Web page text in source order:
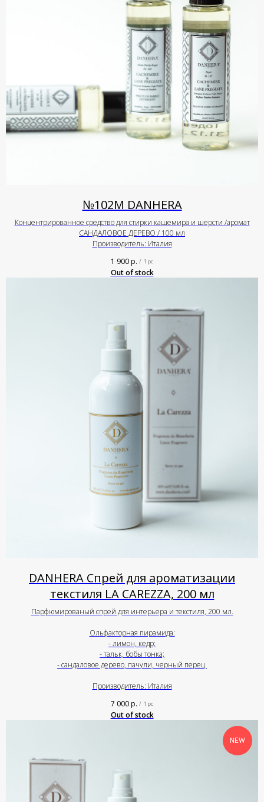
№102М DANHERA
Концентрированное средство для стирки кашемира и шерсти /аромат
САНДАЛОВОЕ ДЕРЕВО / 100 мл
Производитель: Италия
1 900р. / 1 pc
Out of stock
DANHERA Спрей для ароматизации
текстиля LA CAREZZA, 200 мл
Парфюмированый спрей для интерьера и текстиля, 200 мл.
Ольфакторная пирамида:
- лимон, кедр;
- тальк, бобы тонка;
- сандаловое дерево, пачули, черный перец.
Производитель: Италия
7 000р. / 1 pc
Out of stock
NEW